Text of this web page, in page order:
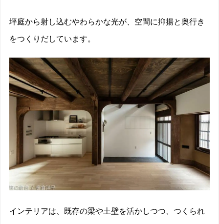
坪庭から射し込むやわらかな光が、空間に抑揚と奥行き
をつくりだしています。
インテリアは、既存の梁や土壁を活かしつつ、つくられ